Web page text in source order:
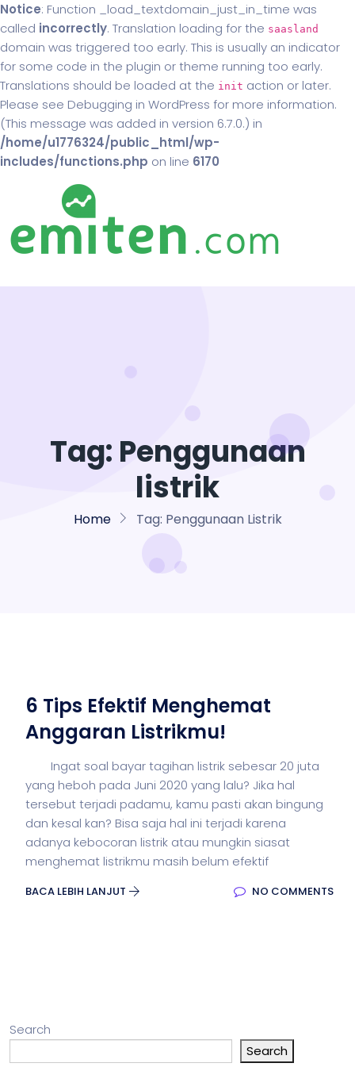
Notice: Function _load_textdomain_just_in_time was
called incorrectly. Translation loading for the saasland
domain was triggered too early. This is usually an indicator
for some code in the plugin or theme running too early.
Translations should be loaded at the init action or later.
Please see Debugging in WordPress for more information.
(This message was added in version 6.7.0.) in
/home/u1776324/public_html/wp-
includes/functions.php on line 6170
Tag: Penggunaan
listrik
Home Tag: Penggunaan Listrik
6 Tips Efektif Menghemat
Anggaran Listrikmu!
Ingat soal bayar tagihan listrik sebesar 20 juta
yang heboh pada Juni 2020 yang lalu? Jika hal
tersebut terjadi padamu, kamu pasti akan bingung
dan kesal kan? Bisa saja hal ini terjadi karena
adanya kebocoran listrik atau mungkin siasat
menghemat listrikmu masih belum efektif
BACA LEBIH LANJUT NO COMMENTS
Search
Search